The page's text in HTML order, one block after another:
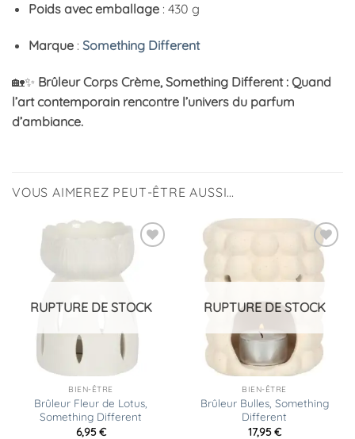
Poids avec emballage: 430 g
Marque: Something Different
🏡✨ Brûleur Corps Crème, Something Different : Quand
l’art contemporain rencontre l’univers du parfum
d’ambiance.
VOUS AIMEREZ PEUT-ÊTRE AUSSI…
Ajouter
RUPTURE DE STOCK
BIEN-ÊTRE
Brûleur Fleur de Lotus,
Something Different
6,95€
Ajouter
à la
liste
RUPTURE DE STOCK
BIEN-ÊTRE
Brûleur Bulles, Something
Different
17,95€